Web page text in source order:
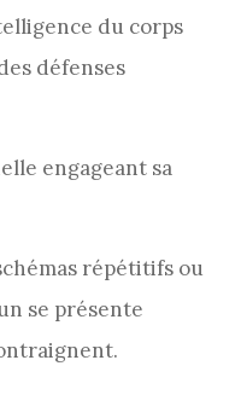
du corps
défenses
engageant sa
répétitifs ou
se présente